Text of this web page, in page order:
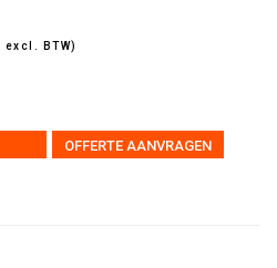
excl. BTW)
OFFERTE AANVRAGEN